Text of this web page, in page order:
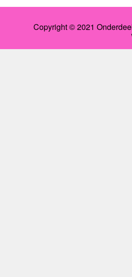
Copyright © 2021